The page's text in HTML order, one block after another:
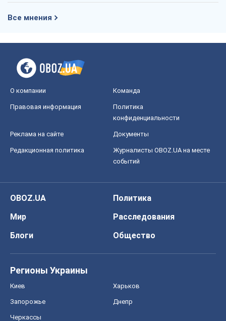
Все мнения
О компании Команда
Правовая информация
Политика
конфиденциальности
Реклама на сайте Документы
Редакционная политика
Журналисты OBOZ.UA на месте
событий
OBOZ.UA
Политика
Мир
Расследования
Блоги
Общество
Регионы Украины
Киев Харьков
Запорожье Днепр
Черкассы